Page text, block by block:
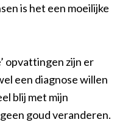
is het een moeilijke
opvattingen zijn er
een diagnose willen
blij met mijn
goud veranderen.